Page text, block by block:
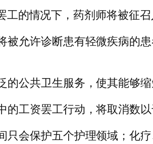
的情况下，药剂师将被征
允许诊断患有轻微疾病的
公共卫生服务，使其能够
工资罢工行动，将取消数
会保护五个护理领域；化